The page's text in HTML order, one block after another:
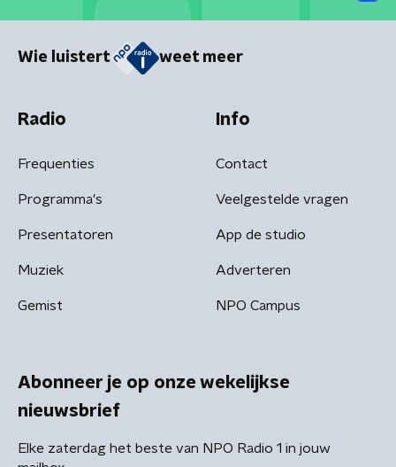
Wie luistert weet meer
Radio
Frequenties
Programma's
Presentatoren
Muziek
Gemist
Info
Contact
Veelgestelde vragen
App de studio
Adverteren
NPO Campus
Abonneer je op onze wekelijkse
nieuwsbrief
Elke zaterdag het beste van NPO Radio 1 in jouw